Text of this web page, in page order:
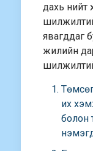
дахь нийт
явагддаг
жилийн
их
болон